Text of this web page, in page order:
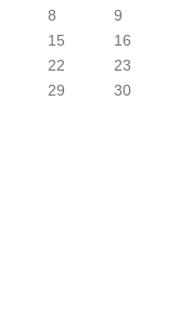
8
9
15
16
22
23
29
30